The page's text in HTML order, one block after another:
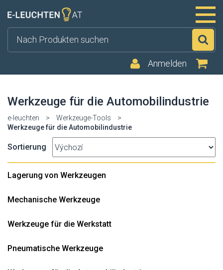
Anmelden
Werkzeuge für die Automobilindustrie
e-leuchten > Werkzeuge-Tools
>
Werkzeuge für die Automobilindustrie
Sortierung
Lagerung von Werkzeugen
Mechanische Werkzeuge
Werkzeuge für die Werkstatt
Pneumatische Werkzeuge